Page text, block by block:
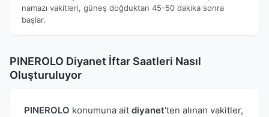
namazı vakitleri, güneş doğduktan 45-50 dakika sonra
başlar.
PINEROLO Diyanet İftar Saatleri Nasıl
Oluşturuluyor
PINEROLO konumuna ait diyanet'ten alınan vakitler,